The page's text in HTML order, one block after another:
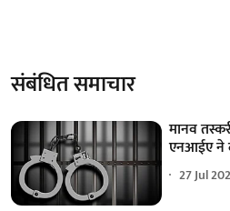
संबंधित समाचार
मानव
एनआईए ने
27 Jul